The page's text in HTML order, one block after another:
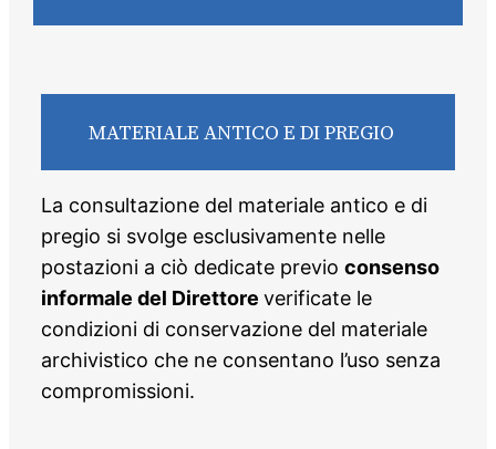
MATERIALE ANTICO E DI PREGIO
La consultazione del materiale antico e di
pregio si svolge esclusivamente nelle
postazioni a ciò dedicate previoconsenso
informale del Direttoreverificate le
condizioni di conservazione del materiale
archivistico che ne consentano l’uso senza
compromissioni.